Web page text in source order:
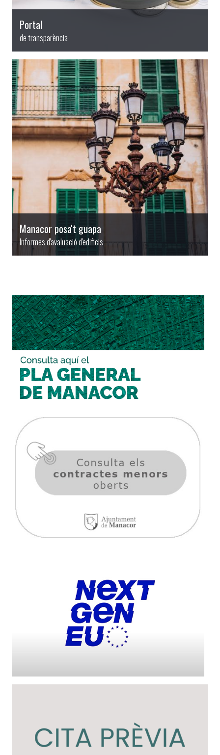
Portal
de transparència
Manacor posa't guapa
Informes d'avaluació d'edificis